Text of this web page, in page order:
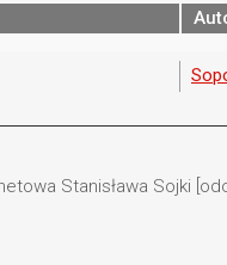
Stanisława Sojki